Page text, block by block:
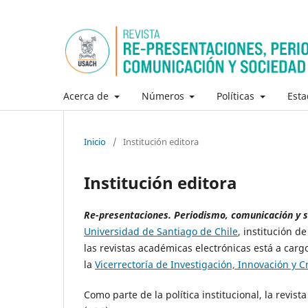
Acerca de Números Políticas
Inicio / Institución editora
Institución editora
Re-presentaciones. Periodismo, comunicación y
Universidad de Santiago de Chile, institución
las revistas académicas electrónicas está a
la Vicerrectoría de Investigación, Innovación y
Como parte de la política institucional, la